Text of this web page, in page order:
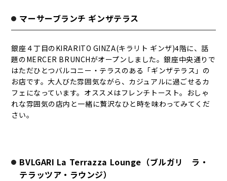
マーサーブランチ ギンザテラス
銀座４丁目のKIRARITO GINZA(キラリト ギンザ)4階に、話
題のMERCER BRUNCHがオープンしました。銀座中央通りで
はただひとつバルコニー・テラスのある「ギンザテラス」の
お店です。大人びた雰囲気ながら、カジュアルに過ごせるカ
フェになっています。オススメはフレンチトースト。おしゃ
れな雰囲気の店内と一緒に贅沢なひと時を味わってみてくだ
さい。
BVLGARI La Terrazza Lounge（ブルガリ ラ・
テラッツア・ラウンジ）